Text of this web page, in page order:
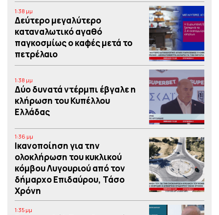
1:38 μμ
Δεύτερο μεγαλύτερο
καταναλωτικό αγαθό
παγκοσμίως ο καφές μετά το
πετρέλαιο
1:38 μμ
Δύο δυνατά ντέρμπι έβγαλε η
κλήρωση του Κυπέλλου
Ελλάδας
1:36 μμ
Iκανοποίηση για την
ολοκλήρωση του κυκλικού
κόμβου Λυγουριού από τον
δήμαρχο Επιδαύρου, Τάσο
Χρόνη
1:35 μμ